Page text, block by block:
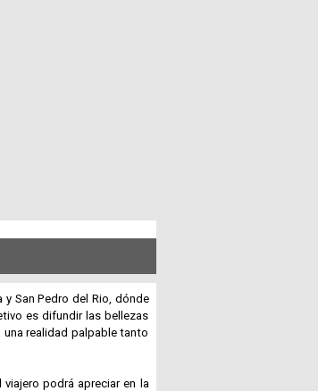
San Pedro del Rio, dónde
es difundir las bellezas
realidad palpable tanto
podrá apreciar en la